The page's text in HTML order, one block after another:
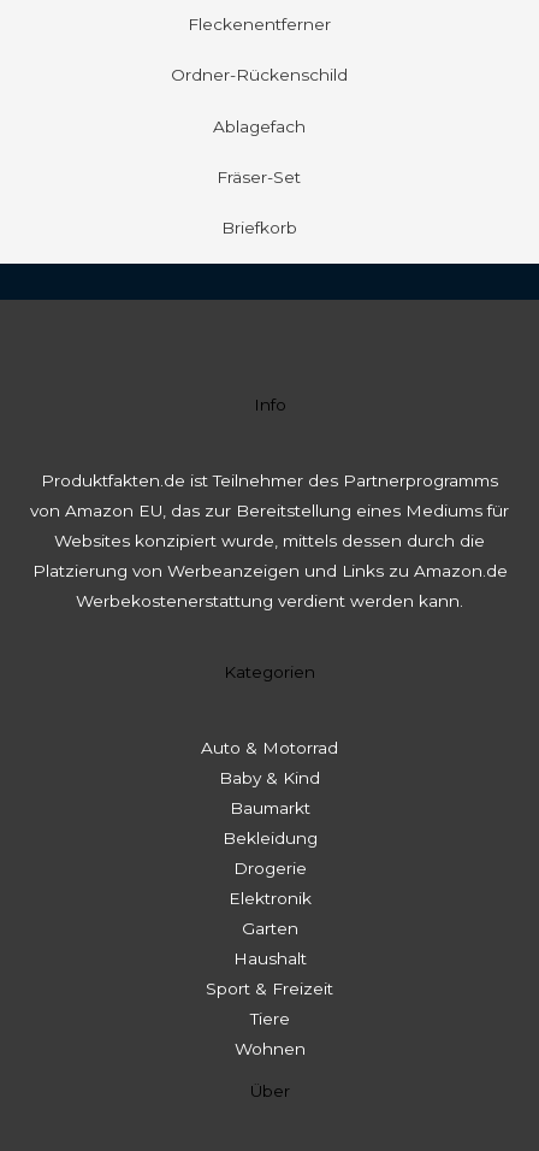
Fleckenentferner
Ordner-Rückenschild
Ablagefach
Fräser-Set
Briefkorb
Info
Produktfakten.de ist Teilnehmer des Partnerprogramms
von Amazon EU, das zur Bereitstellung eines Mediums für
Websites konzipiert wurde, mittels dessen durch die
Platzierung von Werbeanzeigen und Links zu Amazon.de
Werbekostenerstattung verdient werden kann.
Kategorien
Auto & Motorrad
Baby & Kind
Baumarkt
Bekleidung
Drogerie
Elektronik
Garten
Haushalt
Sport & Freizeit
Tiere
Wohnen
Über